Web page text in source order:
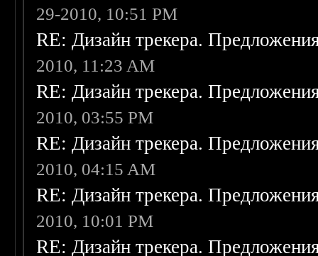
29-2010, 10:51 PM
RE: Дизайн трекера.
2010, 11:23 AM
RE: Дизайн трекера.
2010, 03:55 PM
RE: Дизайн трекера.
2010, 04:15 AM
RE: Дизайн трекера.
2010, 10:01 PM
RE: Дизайн трекера.